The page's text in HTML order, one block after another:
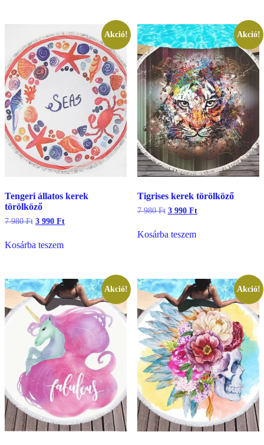
Akció!
Tengeri állatos kerek
törölköző
7 980Ft Original
7
3 990 FtCurrent
Kosárba teszem
Akció!
Tigrises kerek törölköző
7 980Ft Original
7
3 990 FtCurrent
Kosárba teszem
Akció! Akció!